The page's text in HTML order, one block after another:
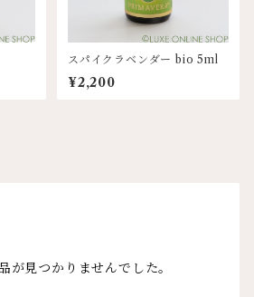
スパイクラベンダー bio 5ml
¥2,200
が見つかりませんでした。